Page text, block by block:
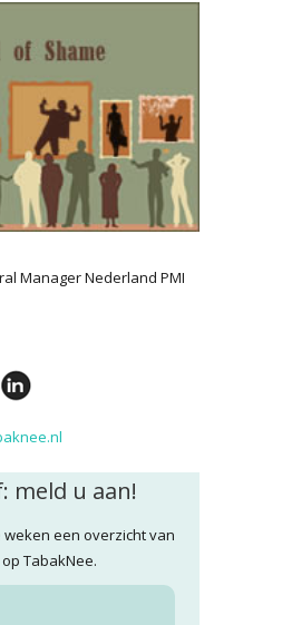
Manager Nederland PMI
meld u aan!
een overzicht van
TabakNee.